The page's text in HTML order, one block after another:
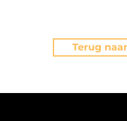
Terug